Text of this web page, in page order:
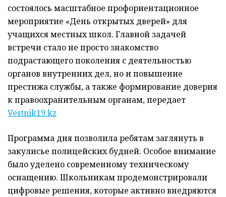
состоялось масштабное профориентационное
мероприятие «День открытых дверей» для
учащихся местных школ. Главной задачей
встречи стало не просто знакомство
подрастающего поколения с деятельностью
органов внутренних дел, но и повышение
престижа службы, а также формирование доверия
к правоохранительным органам, передает
Vestnik19.kz
Программа дня позволила ребятам заглянуть в
закулисье полицейских будней. Особое внимание
было уделено современному техническому
оснащению. Школьникам продемонстрировали
цифровые решения, которые активно внедряются